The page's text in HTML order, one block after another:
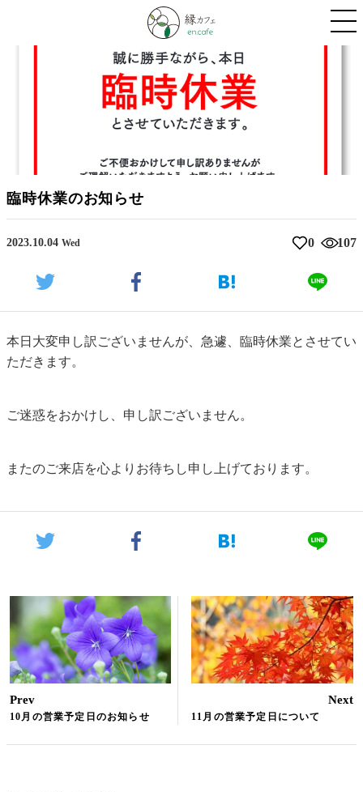
臨時休業のお知らせ
2023.10.04 Wed 0 107
本日大変申し訳ございませんが、急遽、臨時休業とさせてい
ただきます。
ご迷惑をおかけし、申し訳ございません。
またのご来店を心よりお待ちし申し上げております。
Prev
10月の営業予定日のお知らせ
Next
11月の営業予定日について